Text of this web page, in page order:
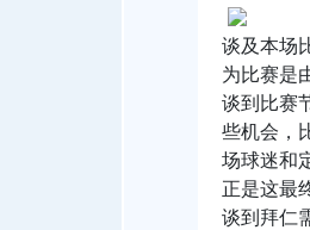
谈及本场
为比赛是
谈到比赛
些机会，
场球迷和
正是这最
谈到拜仁